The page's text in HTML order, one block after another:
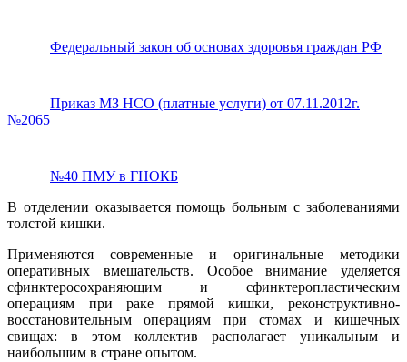
Федеральный закон об основах здоровья граждан РФ
Приказ МЗ НСО (платные услуги) от 07.11.2012г.
№2065
№40 ПМУ в ГНОКБ
В отделении оказывается помощь больным с заболеваниями
толстой кишки.
Применяются современные и оригинальные методики
оперативных вмешательств. Особое внимание уделяется
сфинктеросохраняющим и сфинктеропластическим
операциям при раке прямой кишки, реконструктивно-
восстановительным операциям при стомах и кишечных
свищах: в этом коллектив располагает уникальным и
наибольшим в стране опытом.